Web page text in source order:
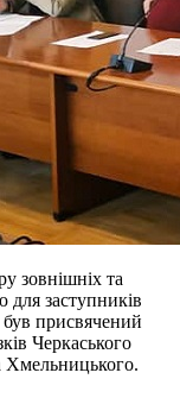
зовнішніх та
для заступників
був присвячений
Черкаського
Хмельницького.